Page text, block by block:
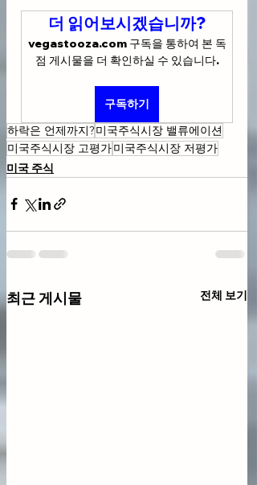
더 읽어보시겠습니까?
vegastooza.com 구독을 통하여 본 독
점 게시물을 더 확인하실 수 있습니다.
구독하기
하락은 언제까지?미국주식시장 밸류에이션
미국주식시장 고평가미국주식시장 저평가
미국 주식
최근 게시물 전체 보기